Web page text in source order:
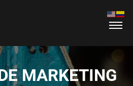
MARKETING